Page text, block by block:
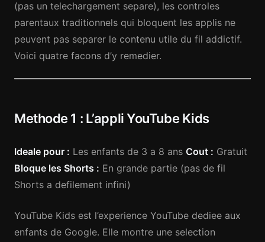
(pas un telechargement separe), les controles
parentaux traditionnels qui bloquent les applis ne
peuvent pas separer le contenu utile du fil addictif.
Voici quatre facons d’y remedier.
Methode 1 : L’appli YouTube Kids
Ideale pour : Les enfants de 3 a 8 ans Cout : Gratuit
Bloque les Shorts : En grande partie (pas de fil
Shorts a defilement infini)
YouTube Kids est l’experience YouTube dediee aux
enfants de Google. Elle montre une selection